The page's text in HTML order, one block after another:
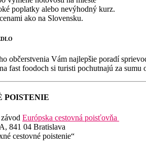
poplatky alebo nevýhodný kurz.
ako na Slovensku.
občerstvenia Vám najlepšie poradí
fast foodoch si turisti pochutnajú za sumu
POISTENIE
Európska cestovná poisťovňa
841 04 Bratislava
cestovné poistenie“